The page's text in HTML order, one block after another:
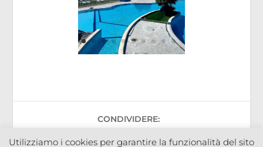
CONDIVIDERE:
Utilizziamo i cookies per garantire la funzionalità del sito